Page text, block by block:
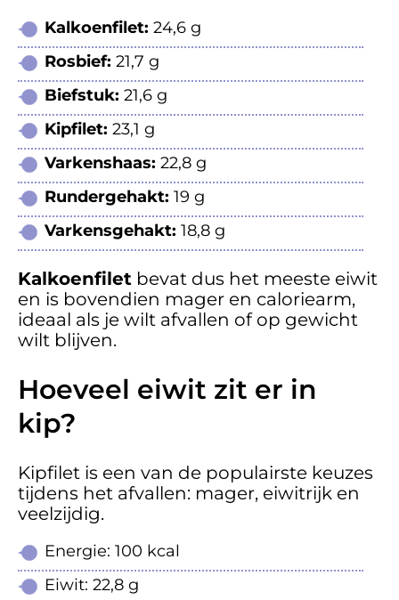
Kalkoenfilet: 24,6 g
Rosbief: 21,7 g
Biefstuk: 21,6 g
Kipfilet: 23,1 g
Varkenshaas: 22,8 g
Rundergehakt: 19 g
Varkensgehakt: 18,8 g
Kalkoenfilet bevat dus het meeste eiwit
en is bovendien mager en caloriearm,
ideaal als je wilt afvallen of op gewicht
wilt blijven.
Hoeveel eiwit zit er in
kip?
Kipfilet is een van de populairste keuzes
tijdens het afvallen: mager, eiwitrijk en
veelzijdig.
Energie: 100 kcal
Eiwit: 22,8 g